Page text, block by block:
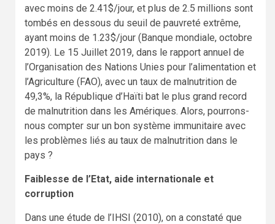
avec moins de 2.41$/jour, et plus de 2.5 millions sont
tombés en dessous du seuil de pauvreté extrême,
ayant moins de 1.23$/jour (Banque mondiale, octobre
2019). Le 15 Juillet 2019, dans le rapport annuel de
l’Organisation des Nations Unies pour l’alimentation et
l’Agriculture (FAO), avec un taux de malnutrition de
49,3%, la République d’Haïti bat le plus grand record
de malnutrition dans les Amériques. Alors, pourrons-
nous compter sur un bon système immunitaire avec
les problèmes liés au taux de malnutrition dans le
pays ?
Faiblesse de l’Etat, aide internationale et
corruption
Dans une étude de l’IHSI (2010), on a constaté que